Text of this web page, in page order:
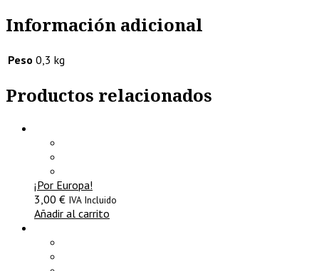
Información adicional
Peso 0,3 kg
Productos relacionados
¡Por Europa!
3,00 € IVA Incluido
Añadir al carrito